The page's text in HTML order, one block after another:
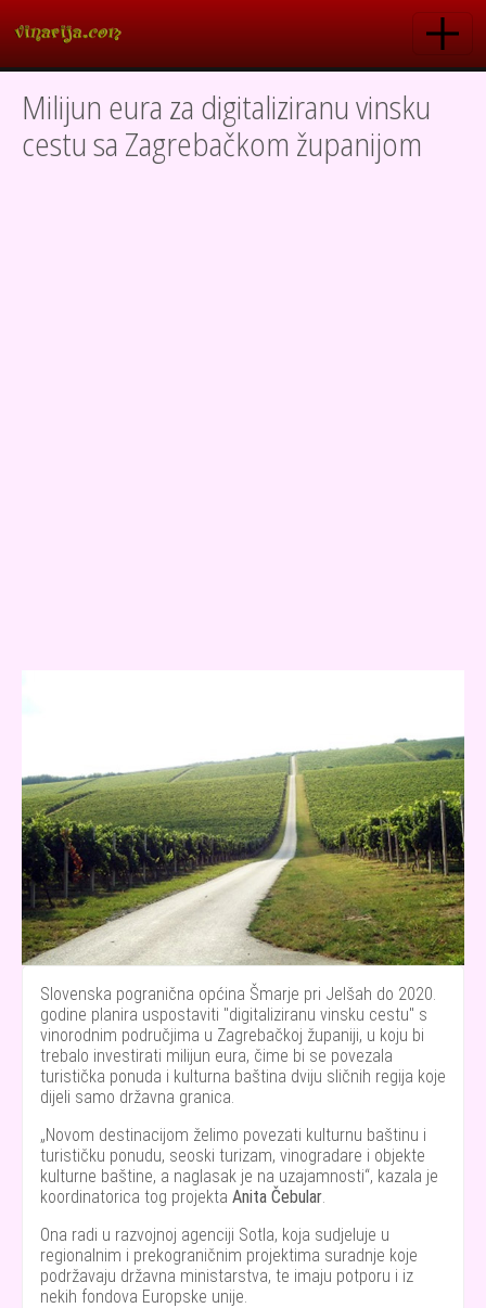
Milijun eura za digitaliziranu vinsku
cestu sa Zagrebačkom županijom
Slovenska pogranična općina Šmarje pri Jelšah do 2020.
godine planira uspostaviti "digitaliziranu vinsku cestu" s
vinorodnim područjima u Zagrebačkoj županiji, u koju bi
trebalo investirati milijun eura, čime bi se povezala
turistička ponuda i kulturna baština dviju sličnih regija koje
dijeli samo državna granica.
Novom destinacijom želimo povezati kulturnu baštinu i
turističku ponudu, seoski turizam, vinogradare i objekte
kulturne baštine, a naglasak je na uzajamnosti , kazala je
koordinatorica tog projekta Anita Čebular.
Ona radi u razvojnoj agenciji Sotla, koja sudjeluje u
regionalnim i prekograničnim projektima suradnje koje
podržavaju državna ministarstva, te imaju potporu i iz
nekih fondova Europske unije.